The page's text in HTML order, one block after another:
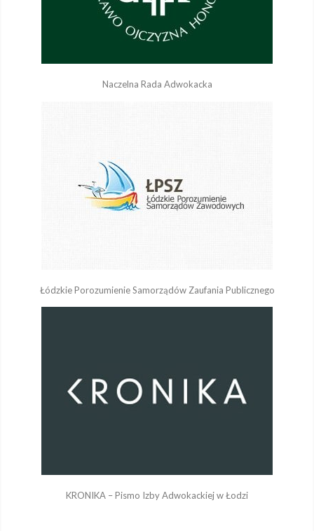
Naczelna Rada Adwokacka
Łódzkie Porozumienie Samorządów Zaufania Publicznego
KRONIKA – Pismo Izby Adwokackiej w Łodzi